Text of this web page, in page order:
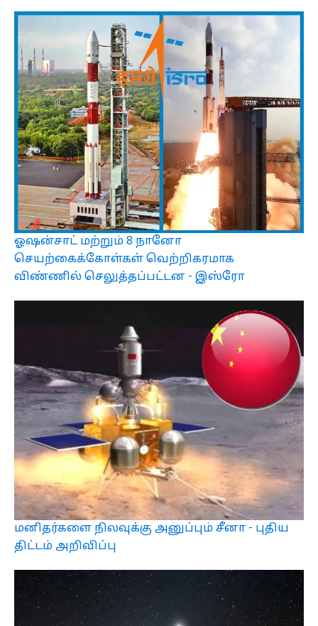
ஓஷன்சாட் மற்றும் 8 நானோ
செயற்கைக்கோள்கள் வெற்றிகரமாக
விண்ணில் செலுத்தப்பட்டன - இஸ்ரோ
மனிதர்களை நிலவுக்கு அனுப்பும் சீனா - புதிய
திட்டம் அறிவிப்பு